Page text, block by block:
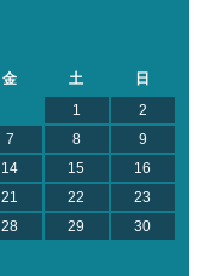
金 土
日
1
2
7 8
9
14 15
16
21 22
23
28 29
30